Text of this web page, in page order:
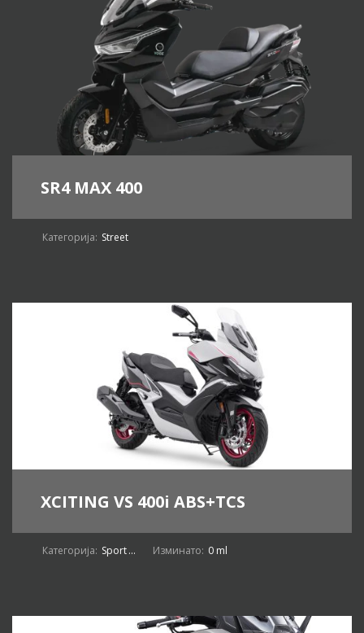
SR4 MAX 400
Категорија: Street
XCITING VS 400i ABS+TCS
Категорија: Sport... Изминато: 0 ml